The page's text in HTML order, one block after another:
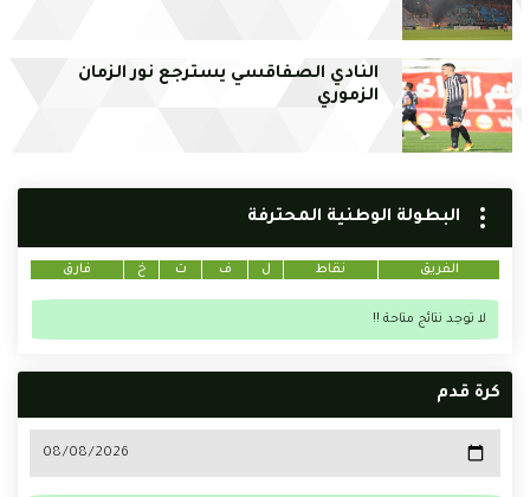
النادي الصفاقسي يسترجع نور الزمان
الزموري
البطولة الوطنية المحترفة
الفريق نقاط ل ف ت خ فارق
لا توجد نتائج متاحة !!
كرة قدم